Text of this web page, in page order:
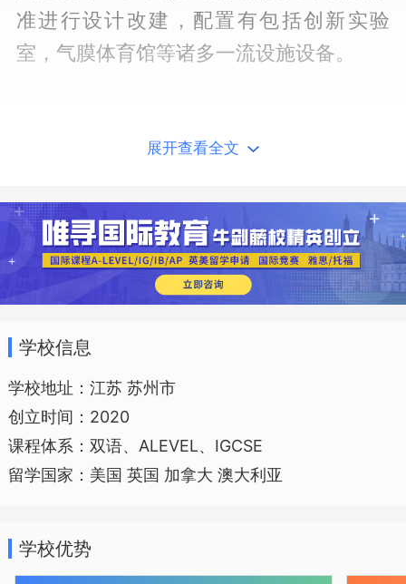
准进行设计改建，配置有包括创新实验
室，气膜体育馆等诸多一流设施设备。
中部以及国际化高中部。计划于2020年9
月开学，招收初一及以上学生。藉着得天
独厚的地理优势，苏州阿德科特也将成为
阿德科特（中国）首个国际教育与优秀传
统文化融合尝试的校区。
展开查看全文
学校信息
学校地址：江苏 苏州市
创立时间：2020
课程体系：双语、ALEVEL、IGCSE
留学国家：美国 英国 加拿大 澳大利亚
学校优势